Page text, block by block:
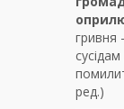
гривня
ред.)